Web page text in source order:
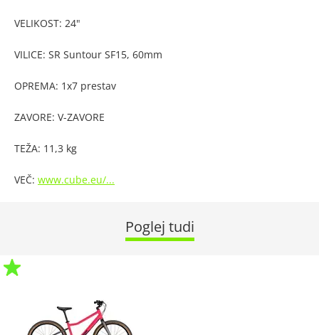
VELIKOST: 24"
VILICE: SR Suntour SF15, 60mm
OPREMA: 1x7 prestav
ZAVORE: V-ZAVORE
TEŽA: 11,3 kg
VEČ: www.cube.eu/...
Poglej tudi